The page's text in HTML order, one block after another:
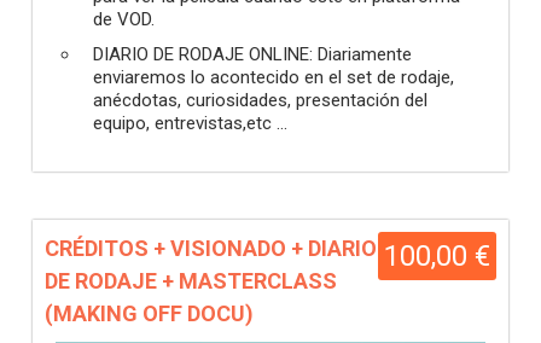
de VOD.
DIARIO DE RODAJE ONLINE: Diariamente
enviaremos lo acontecido en el set de rodaje,
anécdotas, curiosidades, presentación del
equipo, entrevistas,etc ...
100,00 €
CRÉDITOS + VISIONADO + DIARIO
DE RODAJE + MASTERCLASS
(MAKING OFF DOCU)